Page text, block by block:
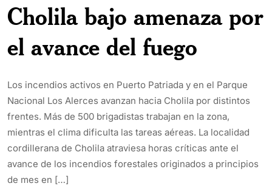
Cholila bajo amenaza por
el avance del fuego
Los incendios activos en Puerto Patriada y en el Parque
Nacional Los Alerces avanzan hacia Cholila por distintos
frentes. Más de 500 brigadistas trabajan en la zona,
mientras el clima dificulta las tareas aéreas. La localidad
cordillerana de Cholila atraviesa horas críticas ante el
avance de los incendios forestales originados a principios
de mes en […]